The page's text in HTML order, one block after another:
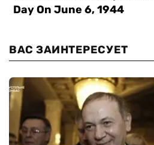
ВАС ЗАИНТЕРЕСУЕТ